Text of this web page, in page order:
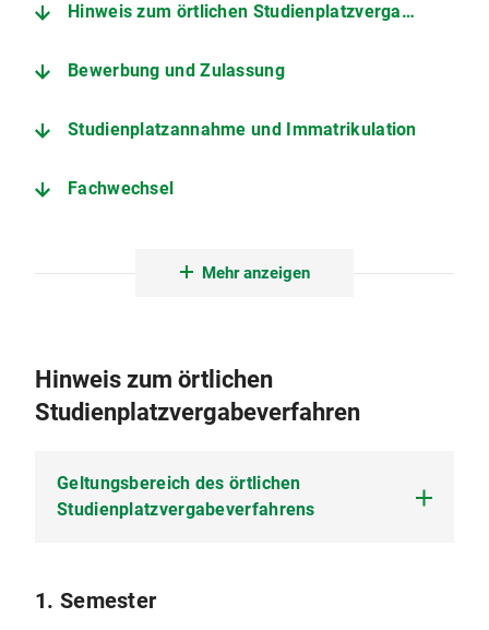
Hinweis zum örtlichen Studienplatzvergabeverfahren
Bewerbung und Zulassung
Studienplatzannahme und Immatrikulation
Fachwechsel
Mehr anzeigen
Hinweis zum örtlichen
Studienplatzvergabeverfahren
Geltungsbereich des örtlichen
Studienplatzvergabeverfahrens
1. Semester